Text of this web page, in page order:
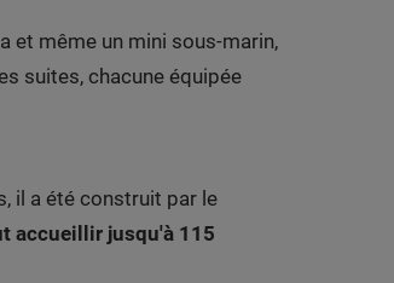
et même un mini sous-marin,
suites, chacune équipée
il a été construit par le
accueillir jusqu'à 115